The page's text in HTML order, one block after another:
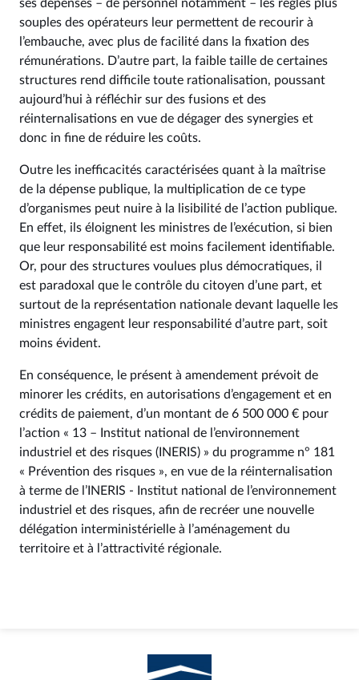
ses dépenses – de personnel notamment – les règles plus
souples des opérateurs leur permettent de recourir à
l’embauche, avec plus de facilité dans la fixation des
rémunérations. D’autre part, la faible taille de certaines
structures rend difficile toute rationalisation, poussant
aujourd’hui à réfléchir sur des fusions et des
réinternalisations en vue de dégager des synergies et
donc in fine de réduire les coûts.
Outre les inefficacités caractérisées quant à la maîtrise
de la dépense publique, la multiplication de ce type
d’organismes peut nuire à la lisibilité de l’action publique.
En effet, ils éloignent les ministres de l’exécution, si bien
que leur responsabilité est moins facilement identifiable.
Or, pour des structures voulues plus démocratiques, il
est paradoxal que le contrôle du citoyen d’une part, et
surtout de la représentation nationale devant laquelle les
ministres engagent leur responsabilité d’autre part, soit
moins évident.
En conséquence, le présent à amendement prévoit de
minorer les crédits, en autorisations d’engagement et en
crédits de paiement, d’un montant de 6 500 000 € pour
l’action « 13 – Institut national de l’environnement
industriel et des risques (INERIS) » du programme n° 181
« Prévention des risques », en vue de la réinternalisation
à terme de l’INERIS - Institut national de l’environnement
industriel et des risques, afin de recréer une nouvelle
délégation interministérielle à l’aménagement du
territoire et à l’attractivité régionale.